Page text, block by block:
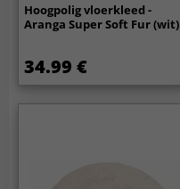
Hoogpolig vloerkleed -
Aranga Super Soft Fur (wit)
34.99 €